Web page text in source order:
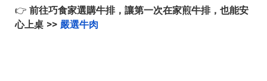
👉 前往巧食家選購牛排，讓第一次在家煎牛排，也能安
心上桌 >> 嚴選牛肉